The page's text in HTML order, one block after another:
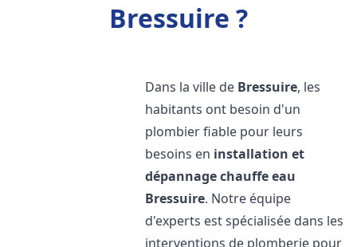
Bressuire ?
Dans la ville de Bressuire, les
habitants ont besoin d'un
plombier fiable pour leurs
besoins en installation et
dépannage chauffe eau
Bressuire. Notre équipe
d'experts est spécialisée dans les
interventions de plomberie pour